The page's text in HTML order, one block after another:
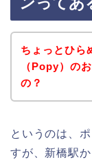
ちょっとひら
（Popy）の
の？
というのは、
すが、新橋駅